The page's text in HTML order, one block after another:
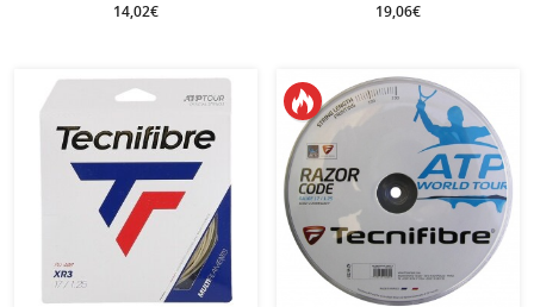
14,02€ 19,06€